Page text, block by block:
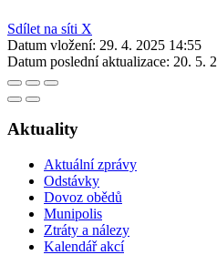
Sdílet na síti X
Datum vložení: 29. 4. 2025 14:55
Datum poslední aktualizace: 20. 5.
Aktuality
Aktuální zprávy
Odstávky
Dovoz obědů
Munipolis
Ztráty a nálezy
Kalendář akcí